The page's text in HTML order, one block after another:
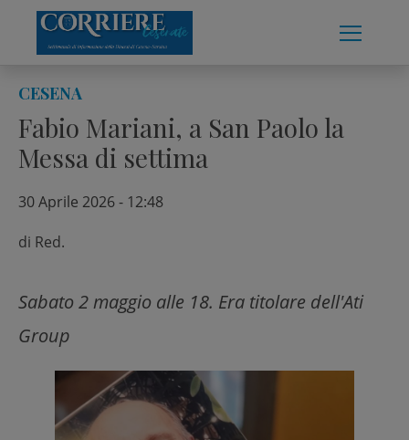
content
CESENA
Fabio Mariani, a San Paolo la
Messa di settima
30 Aprile 2026 - 12:48
di Red.
Sabato 2 maggio alle 18. Era titolare dell'Ati
Group